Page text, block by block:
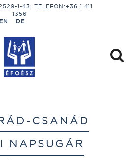
1-43; TELEFON:+36 1 411
1356
EN DE
CSANÁD
NAPSUGÁR